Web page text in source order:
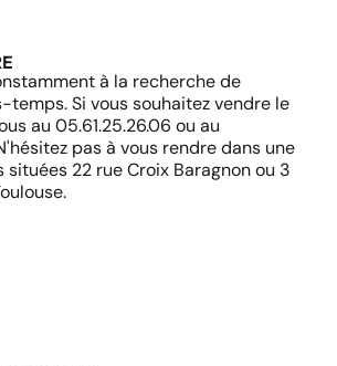
à la recherche de
temps. Si vous souhaitez vendre le
au 05.61.25.26.06 ou au
pas à vous rendre dans une
22 rue Croix Baragnon ou 3